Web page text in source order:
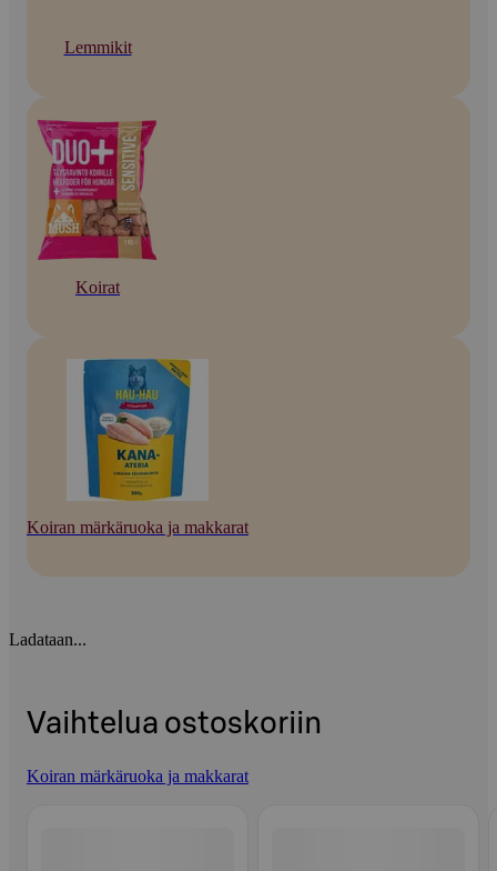
Lemmikit
Koirat
Koiran märkäruoka ja makkarat
Ladataan...
Vaihtelua ostoskoriin
Koiran märkäruoka ja makkarat